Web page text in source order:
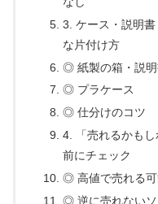
3. ケース・説明
な片付け方
◎ 紙製の箱・説
◎ プラケース
◎ 仕分けのコツ
4. 「売れるかも
前にチェック
◎ 高値で売れる可
◎ 逆に売れないソ